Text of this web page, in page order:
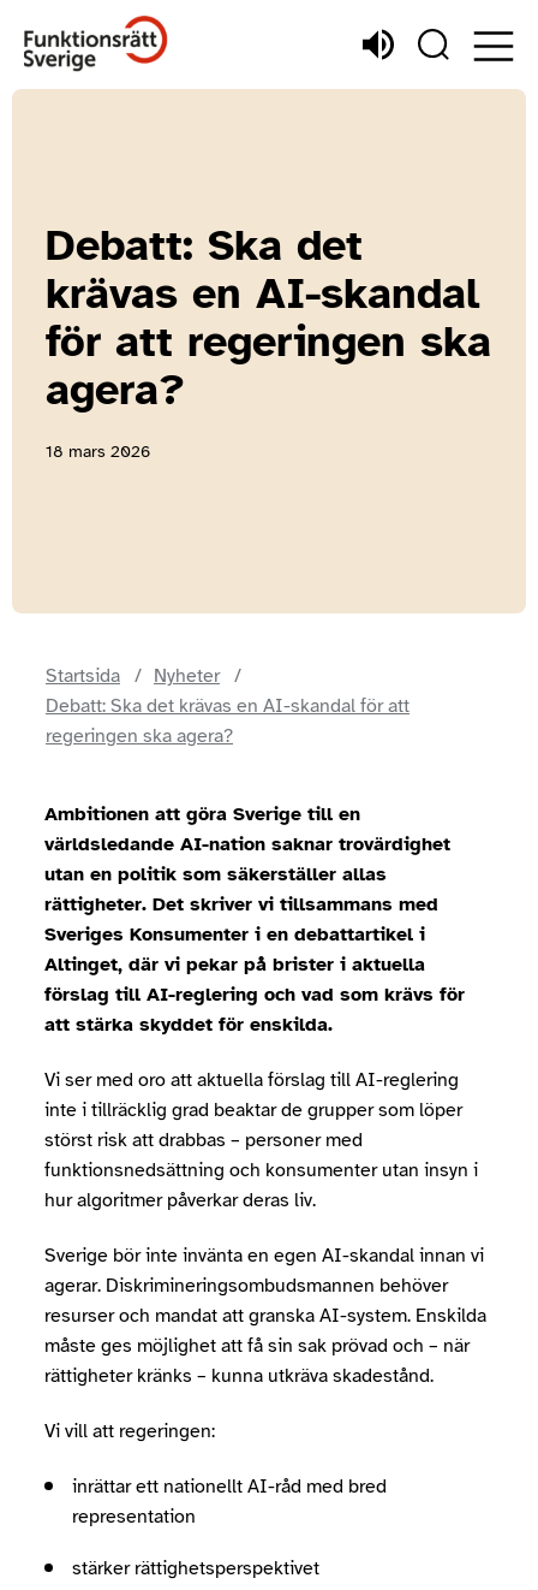
Debatt: Ska det
krävas en AI-skandal
för att regeringen ska
agera?
18 mars 2026
Startsida
Nyheter
Debatt: Ska det krävas en AI-skandal för att
regeringen ska agera?
Ambitionen att göra Sverige till en
världsledande AI-nation saknar trovärdighet
utan en politik som säkerställer allas
rättigheter. Det skriver vi tillsammans med
Sveriges Konsumenter i en debattartikel i
Altinget, där vi pekar på brister i aktuella
förslag till AI-reglering och vad som krävs för
att stärka skyddet för enskilda.
Vi ser med oro att aktuella förslag till AI-reglering
inte i tillräcklig grad beaktar de grupper som löper
störst risk att drabbas – personer med
funktionsnedsättning och konsumenter utan insyn i
hur algoritmer påverkar deras liv.
Sverige bör inte invänta en egen AI-skandal innan vi
agerar. Diskrimineringsombudsmannen behöver
resurser och mandat att granska AI-system. Enskilda
måste ges möjlighet att få sin sak prövad och – när
rättigheter kränks – kunna utkräva skadestånd.
Vi vill att regeringen:
inrättar ett nationellt AI-råd med bred
representation
stärker rättighetsperspektivet